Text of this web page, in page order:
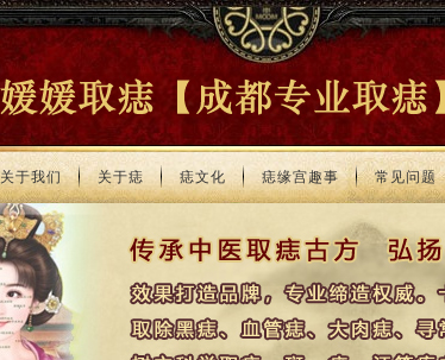
关于我们 关于痣 痣文化 痣缘宫趣事 常见问题